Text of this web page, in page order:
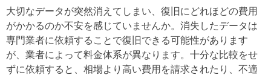
大切なデータが突然消えてしまい、復旧にどれほどの費用
がかかるのか不安を感じていませんか。消失したデータは
専門業者に依頼することで復旧できる可能性があります
が、業者によって料金体系が異なります。十分な比較をせ
ずに依頼すると、相場より高い費用を請求されたり、不適